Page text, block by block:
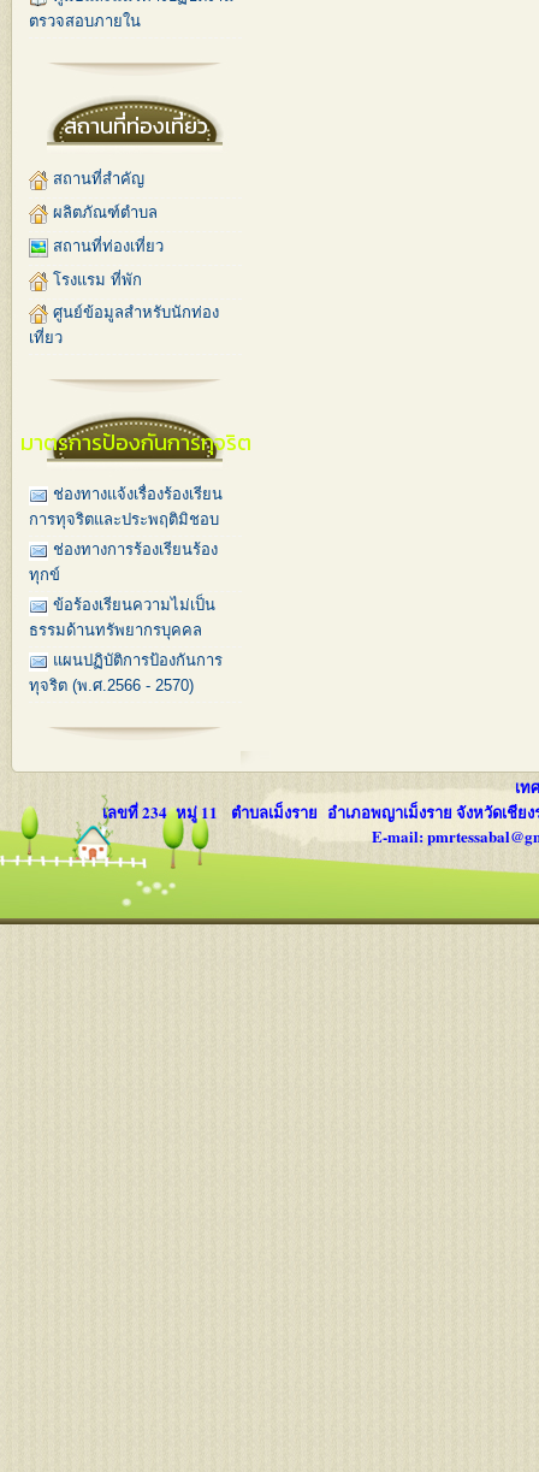
ตรวจสอบภายใน
สถานที่ท่องเที่ยว
สถานที่สำคัญ
ผลิตภัณฑ์ตำบล
สถานที่ท่องเที่ยว
โรงแรม ที่พัก
ศูนย์ข้อมูลสำหรับนักท่อง
เที่ยว
มาตรการป้องกันการทุจริต
ช่องทางแจ้งเรื่องร้องเรียน
การทุจริตและประพฤติมิชอบ
ช่องทางการร้องเรียนร้อง
ทุกข์
ข้อร้องเรียนความไม่เป็น
ธรรมด้านทรัพยากรบุคคล
แผนปฏิบัติการป้องกันการ
ทุจริต (พ.ศ.2566 - 2570)
เทศ
เลขที่ 234 หมู่ 11 ตำบลเม็งราย อำเภอพญาเม็งราย จังหวัดเชียง
E-mail: